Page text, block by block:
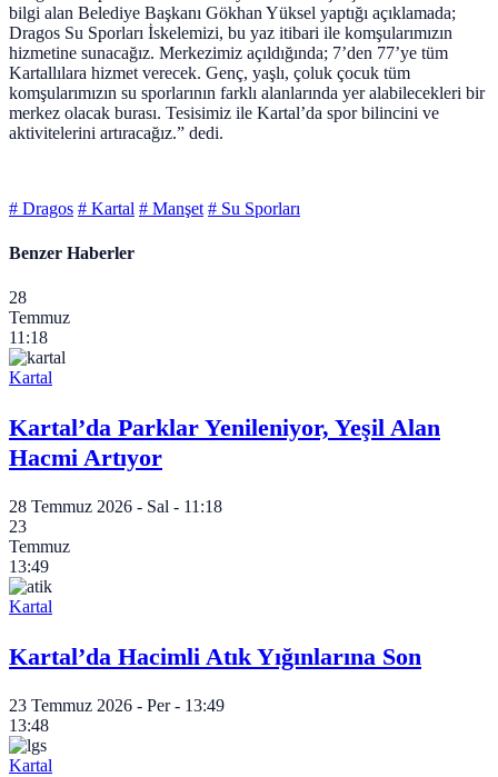
bilgi alan Belediye Başkanı Gökhan Yüksel yaptığı açıklamada;
Dragos Su Sporları İskelemizi, bu yaz itibari ile komşularımızın
hizmetine sunacağız. Merkezimiz açıldığında; 7’den 77’ye tüm
Kartallılara hizmet verecek. Genç, yaşlı, çoluk çocuk tüm
komşularımızın su sporlarının farklı alanlarında yer alabilecekleri bir
merkez olacak burası. Tesisimiz ile Kartal’da spor bilincini ve
aktivitelerini artıracağız.” dedi.
# Dragos # Kartal # Manşet # Su Sporları
Benzer Haberler
28
Temmuz
11:18
Kartal
Kartal’da Parklar Yenileniyor, Yeşil Alan
Hacmi Artıyor
28 Temmuz 2026 - Sal - 11:18
23
Temmuz
13:49
Kartal
Kartal’da Hacimli Atık Yığınlarına Son
23 Temmuz 2026 - Per - 13:49
13:48
Kartal